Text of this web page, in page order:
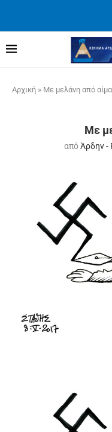
Αρχική » Με μελάνη από αίμα
Με
απόΆρδην -